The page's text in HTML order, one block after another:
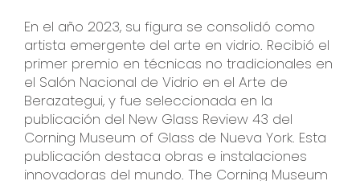
En el año 2023, su figura se consolidó como
artista emergente del arte en vidrio. Recibió el
primer premio en técnicas no tradicionales en
el Salón Nacional de Vidrio en el Arte de
Berazategui, y fue seleccionada en la
publicación del New Glass Review 43 del
Corning Museum of Glass de Nueva York. Esta
publicación destaca obras e instalaciones
innovadoras del mundo. The Corning Museum